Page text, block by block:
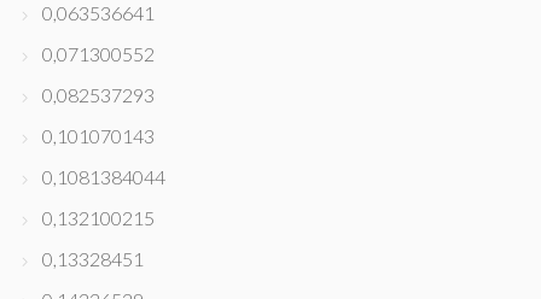
0,063536641
0,071300552
0,082537293
0,101070143
0,1081384044
0,132100215
0,13328451